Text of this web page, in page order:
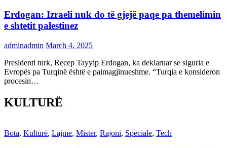
Erdogan: Izraeli nuk do të gjejë paqe pa themelimin
e shtetit palestinez
adminadmin March 4, 2025
Presidenti turk, Recep Tayyip Erdogan, ka deklaruar se siguria e
Evropës pa Turqinë është e paimagjinueshme. “Turqia e konsideron
procesin…
KULTURË
Bota, Kulturë, Lajme, Mister, Rajoni, Speciale, Tech